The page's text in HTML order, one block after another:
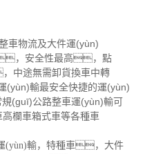
車物流及大件運(yùn)
，安全性最高，點
中途無需卸貨換車中轉
輸最安全快捷的運(yùn)
公路整車運(yùn)輸可
欄車箱式車等各種車
(yùn)輸，特種車，大件